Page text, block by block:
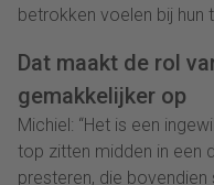
betrokken voelen bij hun
Dat maakt de rol
gemakkelijker op
Michiel: “Het is een
top zitten midden in een
presteren, die